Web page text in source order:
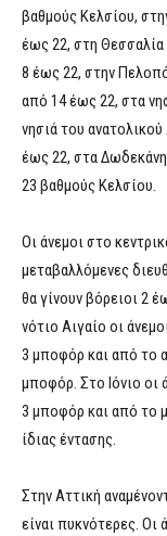
βαθμούς Κελσίου,
έως 22, στη
8 έως 22, στην
από 14 έως 22, στα
νησιά του
έως 22, στα
23 βαθμούς Κελσίου.
Οι άνεμοι στο
μεταβαλλόμενες
θα γίνουν βόρειοι 2
νότιο Αιγαίο οι
3 μποφόρ και από το
μποφόρ. Στο Ιόνιο οι
3 μποφόρ και από το
ίδιας έντασης.
Στην Αττική
είναι πυκνότερες. Οι